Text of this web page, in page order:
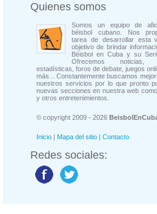
Quienes somos
Somos un equipo de
béisbol cubano. Nos
tarea de desarrollar esta
objetivo de brindar
Béisbol en Cuba y su
Ofrecemos noticias,
estadísticas, foros de debate, juegos
más... Constantemente buscamos
nuestros servicios por lo que pronto
nuevas secciones en nuestra web
y otros entretenimientos.
© copyright 2009 - 2026
Inicio | Mapa del sitio | Contacto
Redes sociales: